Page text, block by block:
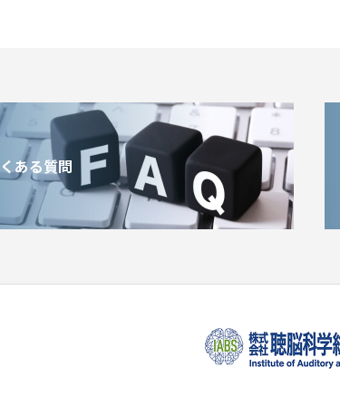
ある質問